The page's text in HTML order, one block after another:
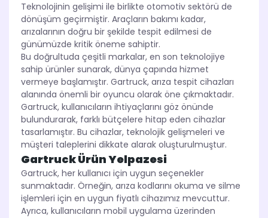
Teknolojinin gelişimi ile birlikte otomotiv sektörü de
dönüşüm geçirmiştir. Araçların bakımı kadar,
arızalarının doğru bir şekilde tespit edilmesi de
günümüzde kritik öneme sahiptir.
Bu doğrultuda çeşitli markalar, en son teknolojiye
sahip ürünler sunarak, dünya çapında hizmet
vermeye başlamıştır. Gartruck, arıza tespit cihazları
alanında önemli bir oyuncu olarak öne çıkmaktadır.
Gartruck, kullanıcıların ihtiyaçlarını göz önünde
bulundurarak, farklı bütçelere hitap eden cihazlar
tasarlamıştır. Bu cihazlar, teknolojik gelişmeleri ve
müşteri taleplerini dikkate alarak oluşturulmuştur.
Gartruck Ürün Yelpazesi
Gartruck, her kullanıcı için uygun seçenekler
sunmaktadır. Örneğin, arıza kodlarını okuma ve silme
işlemleri için en uygun fiyatlı cihazımız mevcuttur.
Ayrıca, kullanıcıların mobil uygulama üzerinden